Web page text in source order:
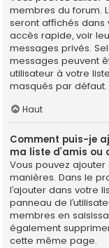
membres du forum.
seront affichés dans
accès rapide, voir
messages privés.
messages peuvent
utilisateur à votre
masqués par défaut.
Haut
Comment puis-je
ma liste d’amis ou
Vous pouvez
manières. Dans le
l’ajouter dans votre
panneau de
membres en
également
cette même page.